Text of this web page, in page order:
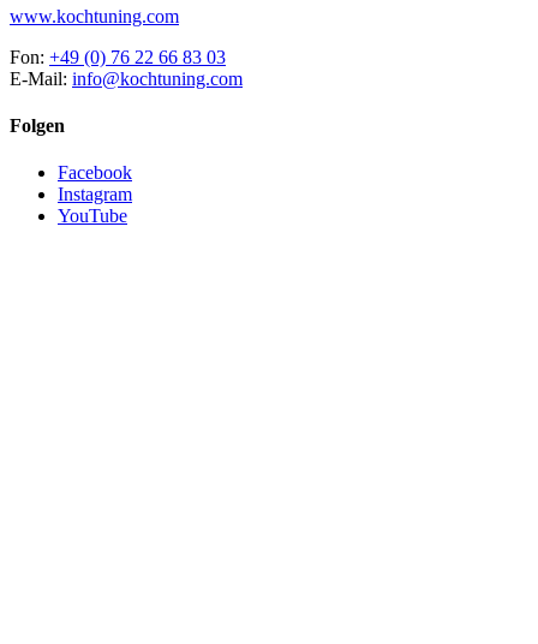
www.kochtuning.com
Fon: +49 (0) 76 22 66 83 03
E-Mail: info@kochtuning.com
Folgen
Facebook
Instagram
YouTube